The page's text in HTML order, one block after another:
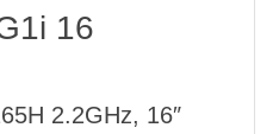
16
2.2GHz, 16″